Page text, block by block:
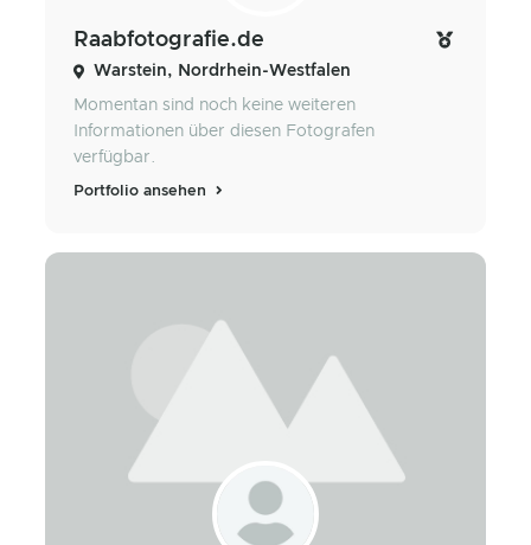
Raabfotografie.de
Warstein, Nordrhein-Westfalen
Momentan sind noch keine weiteren
Informationen über diesen Fotografen
verfügbar.
Portfolio ansehen